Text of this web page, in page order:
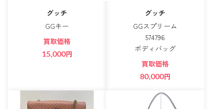
グッチ
GGキー
買取価格
15,000円
グッチ
GGスプリーム
574796
ボディバッグ
買取価格
80,000円